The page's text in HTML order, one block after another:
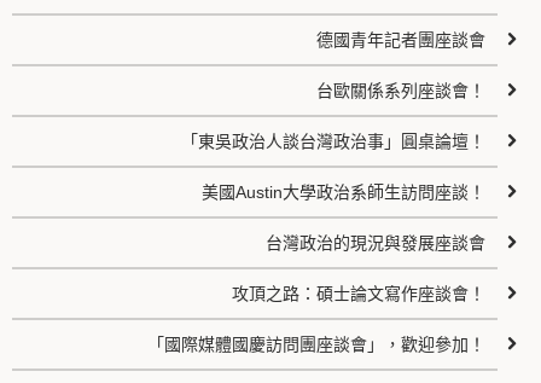
德國青年記者團座談會
台歐關係系列座談會！
「東吳政治人談台灣政治事」圓桌論壇！
美國Austin大學政治系師生訪問座談！
台灣政治的現況與發展座談會
攻頂之路：碩士論文寫作座談會！
「國際媒體國慶訪問團座談會」，歡迎參加！